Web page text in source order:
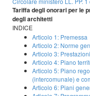
Tariffa degli onorari per le
degli architetti
INDICE
Articolo 1: Premessa
Articolo 2: Norme
Articolo 3: Prestazioni
Articolo 4: Piano
Articolo 5: Piano
(intercomunale) e
Articolo 6: Piani